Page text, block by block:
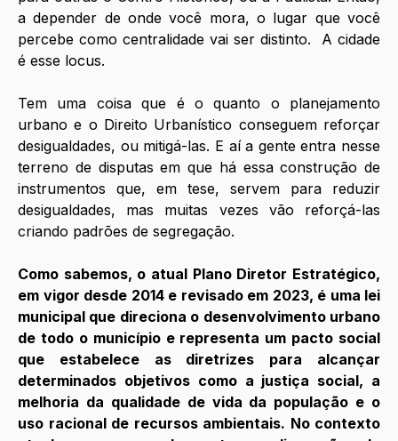
a depender de onde você mora, o lugar que você
percebe como centralidade vai ser distinto.  A cidade
é esse locus.
Tem uma coisa que é o quanto o planejamento
urbano e o Direito Urbanístico conseguem reforçar
desigualdades, ou mitigá-las. E aí a gente entra nesse
terreno de disputas em que há essa construção de
instrumentos que, em tese, servem para reduzir
desigualdades, mas muitas vezes vão reforçá-las
criando padrões de segregação.
Como sabemos, o atual Plano Diretor Estratégico,
em vigor desde 2014 e revisado em 2023, é uma lei
municipal que direciona o desenvolvimento urbano
de todo o município e representa um pacto social
que estabelece as diretrizes para alcançar
determinados objetivos como a justiça social, a
melhoria da qualidade de vida da população e o
uso racional de recursos ambientais. No contexto